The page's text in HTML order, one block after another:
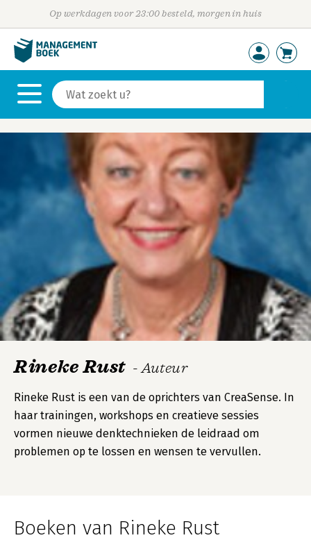
Op werkdagen voor 23:00 besteld, morgen in huis
Rineke Rust - Auteur
Rineke Rust is een van de oprichters van CreaSense. In
haar trainingen, workshops en creatieve sessies
vormen nieuwe denktechnieken de leidraad om
problemen op te lossen en wensen te vervullen.
Boeken van Rineke Rust